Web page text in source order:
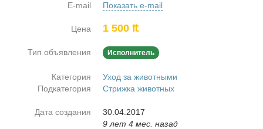
E-mail
Показать e-mail
Цена 1 500 ₶
Тип объявления Исполнитель
Категория
Уход за животными
Подкатегория
Стрижка животных
Дата создания
30.04.2017
9 лет 4 мес. назад